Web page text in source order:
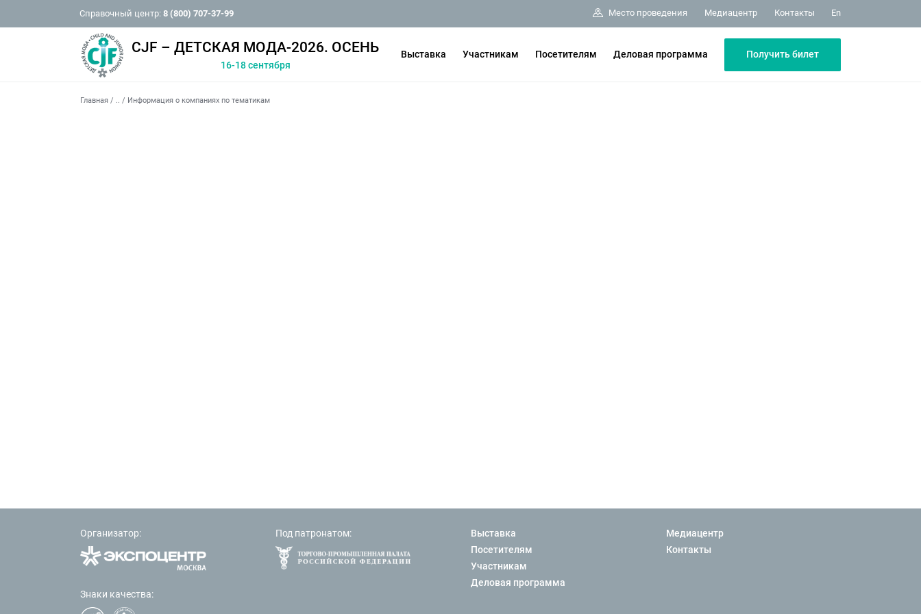
Справочный центр: 8 (800) 707-37-99 Место проведения Медиацентр Контакты En
CJF – ДЕТСКАЯ МОДА-2026. ОСЕНЬ
16-18 сентября
Выставка Участникам Посетителям Деловая программа Получить билет
Главная / .. / Информация о компаниях по тематикам
Организатор:
Знаки качества:
Под патронатом:
Выставка
Посетителям
Участникам
Деловая программа
Медиацентр
Контакты